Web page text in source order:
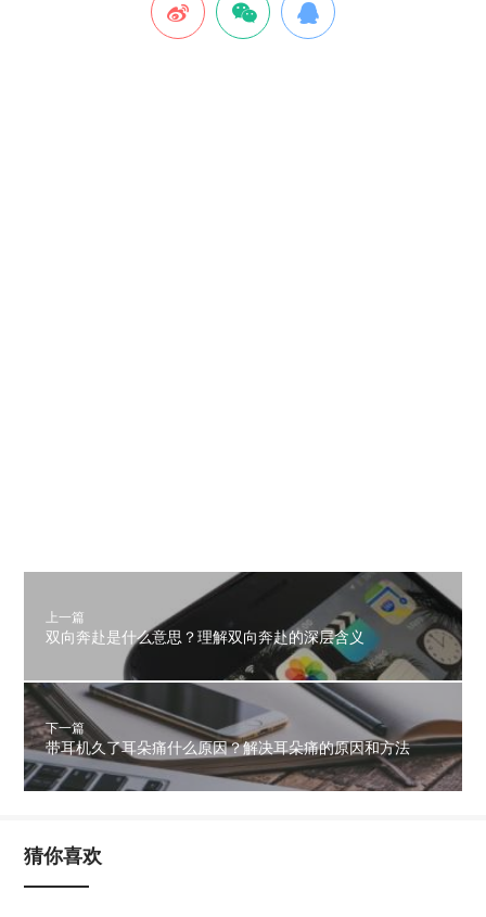
上一篇
双向奔赴是什么意思？理解双向奔赴的深层含义
下一篇
带耳机久了耳朵痛什么原因？解决耳朵痛的原因和方法
猜你喜欢